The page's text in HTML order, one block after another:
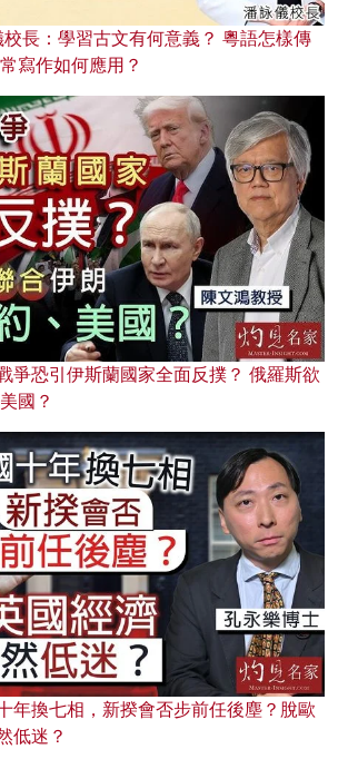
長：學習古文有何意義？ 粵語怎樣傳
寫作如何應用？
爭恐引伊斯蘭國家全面反撲？ 俄羅斯欲
國？
年換七相，新揆會否步前任後塵？脫歐
低迷？